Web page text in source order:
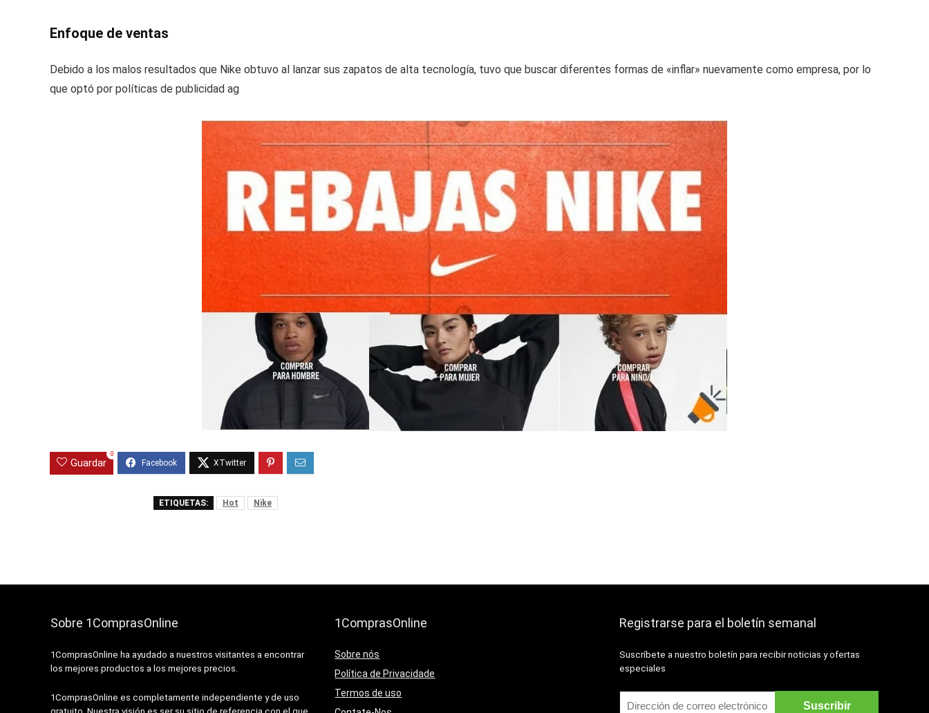
Enfoque de ventas
Debido a los malos resultados que Nike obtuvo al lanzar sus zapatos de alta tecnología, tuvo que buscar diferentes formas de «inflar» nuevamente como empresa, por lo
que optó por políticas de publicidad ag
Guardar
0
ETIQUETAS: Hot Nike
Sobre 1ComprasOnline
1ComprasOnline ha ayudado a nuestros visitantes a encontrar
los mejores productos a los mejores precios.
1ComprasOnline es completamente independiente y de uso
1ComprasOnline
Sobre nós
Política de Privacidade
Termos de uso
Registrarse para el boletín semanal
Suscríbete a nuestro boletín para recibir noticias y ofertas
especiales